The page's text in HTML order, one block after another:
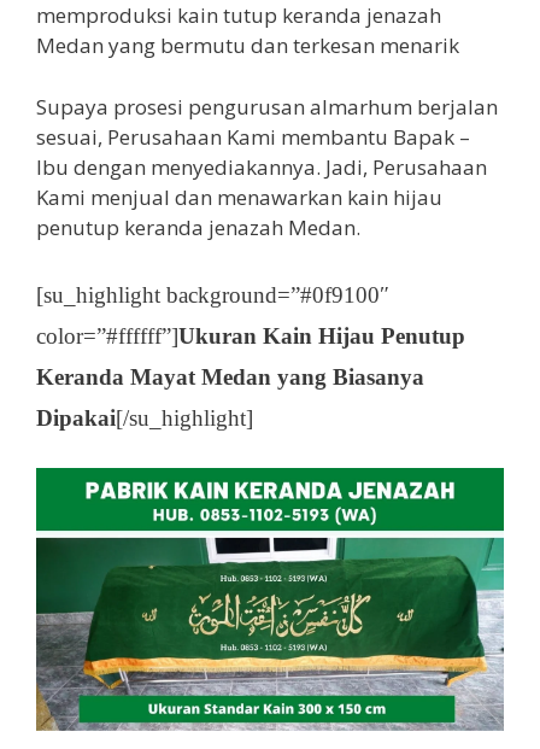
memproduksi kain tutup keranda jenazah
Medan yang bermutu dan terkesan menarik
Supaya prosesi pengurusan almarhum berjalan
sesuai, Perusahaan Kami membantu Bapak –
Ibu dengan menyediakannya. Jadi, Perusahaan
Kami menjual dan menawarkan kain hijau
penutup keranda jenazah Medan.
[su_highlight background=”#0f9100″
color=”#ffffff”]Ukuran Kain Hijau Penutup
Keranda Mayat Medan yang Biasanya
Dipakai[/su_highlight]